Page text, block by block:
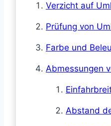
Verzicht auf
Prüfung von
Farbe und
Abmessungen
Abstand